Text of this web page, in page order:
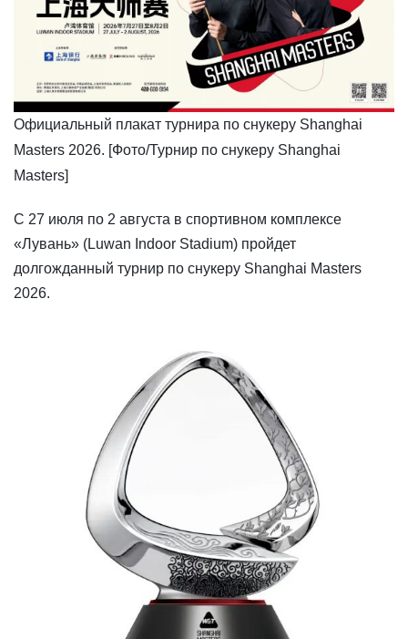
Официальный плакат турнира по снукеру Shanghai
Masters 2026. [Фото/Турнир по снукеру Shanghai
Masters]
​С 27 июля по 2 августа в спортивном комплексе
«Лувань» (Luwan Indoor Stadium) пройдет
долгожданный турнир по снукеру Shanghai Masters
2026.